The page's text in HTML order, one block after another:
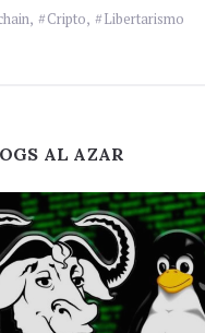
, Cripto, Libertarismo
AL AZAR